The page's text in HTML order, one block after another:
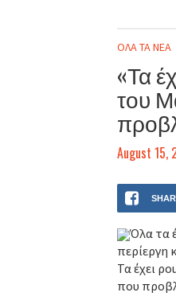
ΟΛΑ ΤΑ ΝΕΑ
«Τα
του
August 15,
Όλα τα
περίεργη
Τα έχει
που